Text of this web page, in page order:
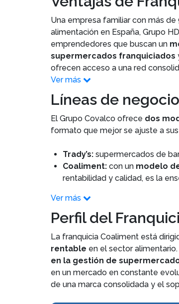
Una empresa familiar con más
alimentación en España, Grupo
emprendedores que buscan un
supermercados franquiciados
ofrecen acceso a una red
Ver más
Líneas de
El Grupo Covalco ofrece dos
formato que mejor se ajuste a
Trady’s: supermercados de
Coaliment: con un modelo
rentabilidad y calidad, es la
Ver más
Perfil del
La franquicia Coaliment está
rentable en el sector
en la gestión de
en un mercado en constante
de una marca consolidada y el